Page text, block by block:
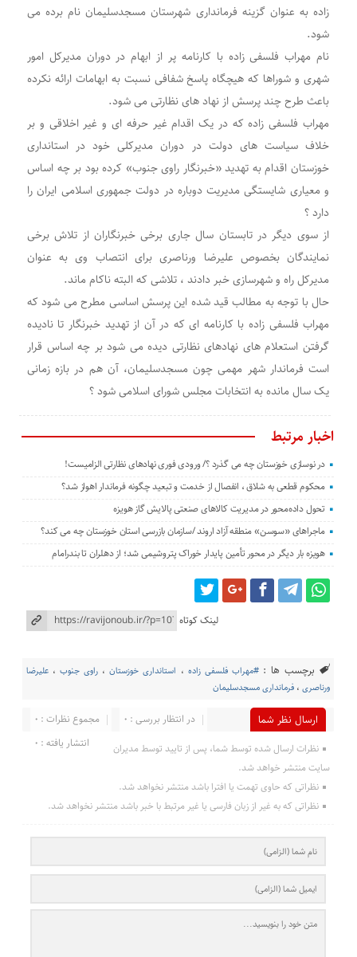
زاده به عنوان گزینه فرمانداری شهرستان مسجدسلیمان نام برده می
شود.
نام مهراب فلسفی زاده با کارنامه پر از ابهام در دوران مدیرکل امور
شهری و شوراها که هیچگاه پاسخ شفافی نسبت به ابهامات ارائه نکرده
باعث طرح چند پرسش از نهاد های نظارتی می شود.
مهراب فلسفی زاده که در یک اقدام غیر حرفه ای و غیر اخلاقی و بر
خلاف سیاست های دولت در دوران مدیرکلی خود در استانداری
خوزستان اقدام به تهدید «خبرنگار راوی جنوب» کرده بود بر چه اساس
و معیاری شایستگی مدیریت دوباره در دولت جمهوری اسلامی ایران را
دارد ؟
از سوی دیگر در تابستان سال جاری برخی خبرنگاران از تلاش برخی
نمایندگان بخصوص علیرضا ورناصری برای انتصاب وی به عنوان
مدیرکل راه و شهرسازی خبر دادند ، تلاشی که البته ناکام ماند.
حال با توجه به مطالب قید شده این پرسش اساسی مطرح می شود که
مهراب فلسفی زاده با کارنامه ای که در آن از تهدید خبرنگار تا نادیده
گرفتن استعلام های نهادهای نظارتی دیده می شود بر چه اساس قرار
است فرماندار شهر مهمی چون مسجدسلیمان، آن هم در بازه زمانی
یک سال مانده به انتخابات مجلس شورای اسلامی شود ؟
اخبار مرتبط
در نوسازی خوزستان چه می گذرد ؟/ ورودی فوری نهادهای نظارتی الزامیست!
محکوم قطعی به شلاق ، انفصال از خدمت و تبعید چگونه فرماندار اهواز شد؟
تحول داده‌محور در مدیریت کالاهای صنعتی پالایش گاز هویزه
ماجراهای «سوسن» منطقه آزاد اروند /سازمان بازرسی استان خوزستان چه می کند؟
هویزه بار دیگر در محور تأمین پایدار خوراک پتروشیمی شد؛ از دهلران تا بندرامام
لینک کوتاه
برچسب ها : #مهراب فلسفی زاده ، استانداری خوزستان، راوی جنوب، علیرضا
ورناصری ،فرمانداری مسجدسلیمان
ارسال نظر شما مجموع نظرات : 0
در انتظار بررسی : 0
انتشار یافته : 0
نظرات ارسال شده توسط شما، پس از تایید توسط مدیران
سایت منتشر خواهد شد.
نظراتی که حاوی تهمت یا افترا باشد منتشر نخواهد شد.
نظراتی که به غیر از زبان فارسی یا غیر مرتبط با خبر باشد منتشر نخواهد شد.